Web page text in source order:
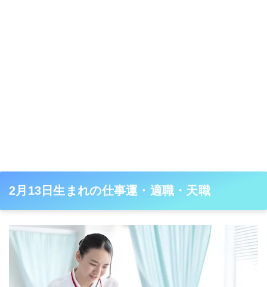
2月13日生まれの仕事運・適職・天職